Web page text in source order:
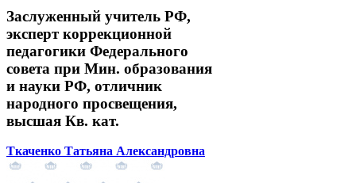
Заслуженный учитель РФ,
эксперт коррекционной
педагогики Федерального
совета при Мин. образования
и науки РФ, отличник
народного просвещения,
высшая Кв. кат.
Ткаченко Татьяна Александровна